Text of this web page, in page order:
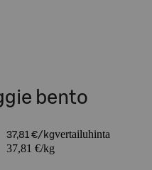
bento
37,81 €/kgvertailuhinta
37,81 €/kg